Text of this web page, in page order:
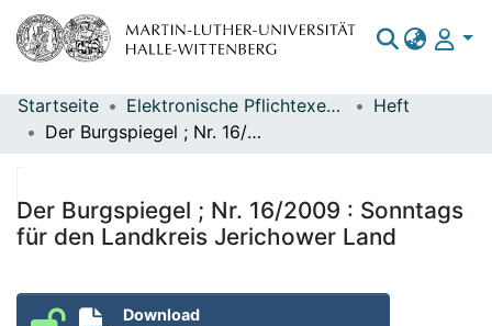
Bereiche & Sammlungen
Statistiken
Startseite Elektronische Pflichtexemplare
Heft
Der Burgspiegel ; Nr. 16/2009 : Sonntags für den Landkreis Jerichower Land
Der Burgspiegel ; Nr. 16/2009 : Sonntags
für den Landkreis Jerichower Land
Download